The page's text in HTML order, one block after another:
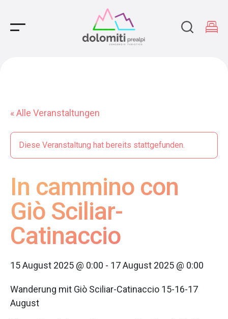
Main Navigation
« Alle Veranstaltungen
Diese Veranstaltung hat bereits stattgefunden.
In cammino con
Giò Sciliar-
Catinaccio
15 August 2025 @ 0:00 - 17 August 2025 @ 0:00
Wanderung mit Giò Sciliar-Catinaccio 15-16-17
August